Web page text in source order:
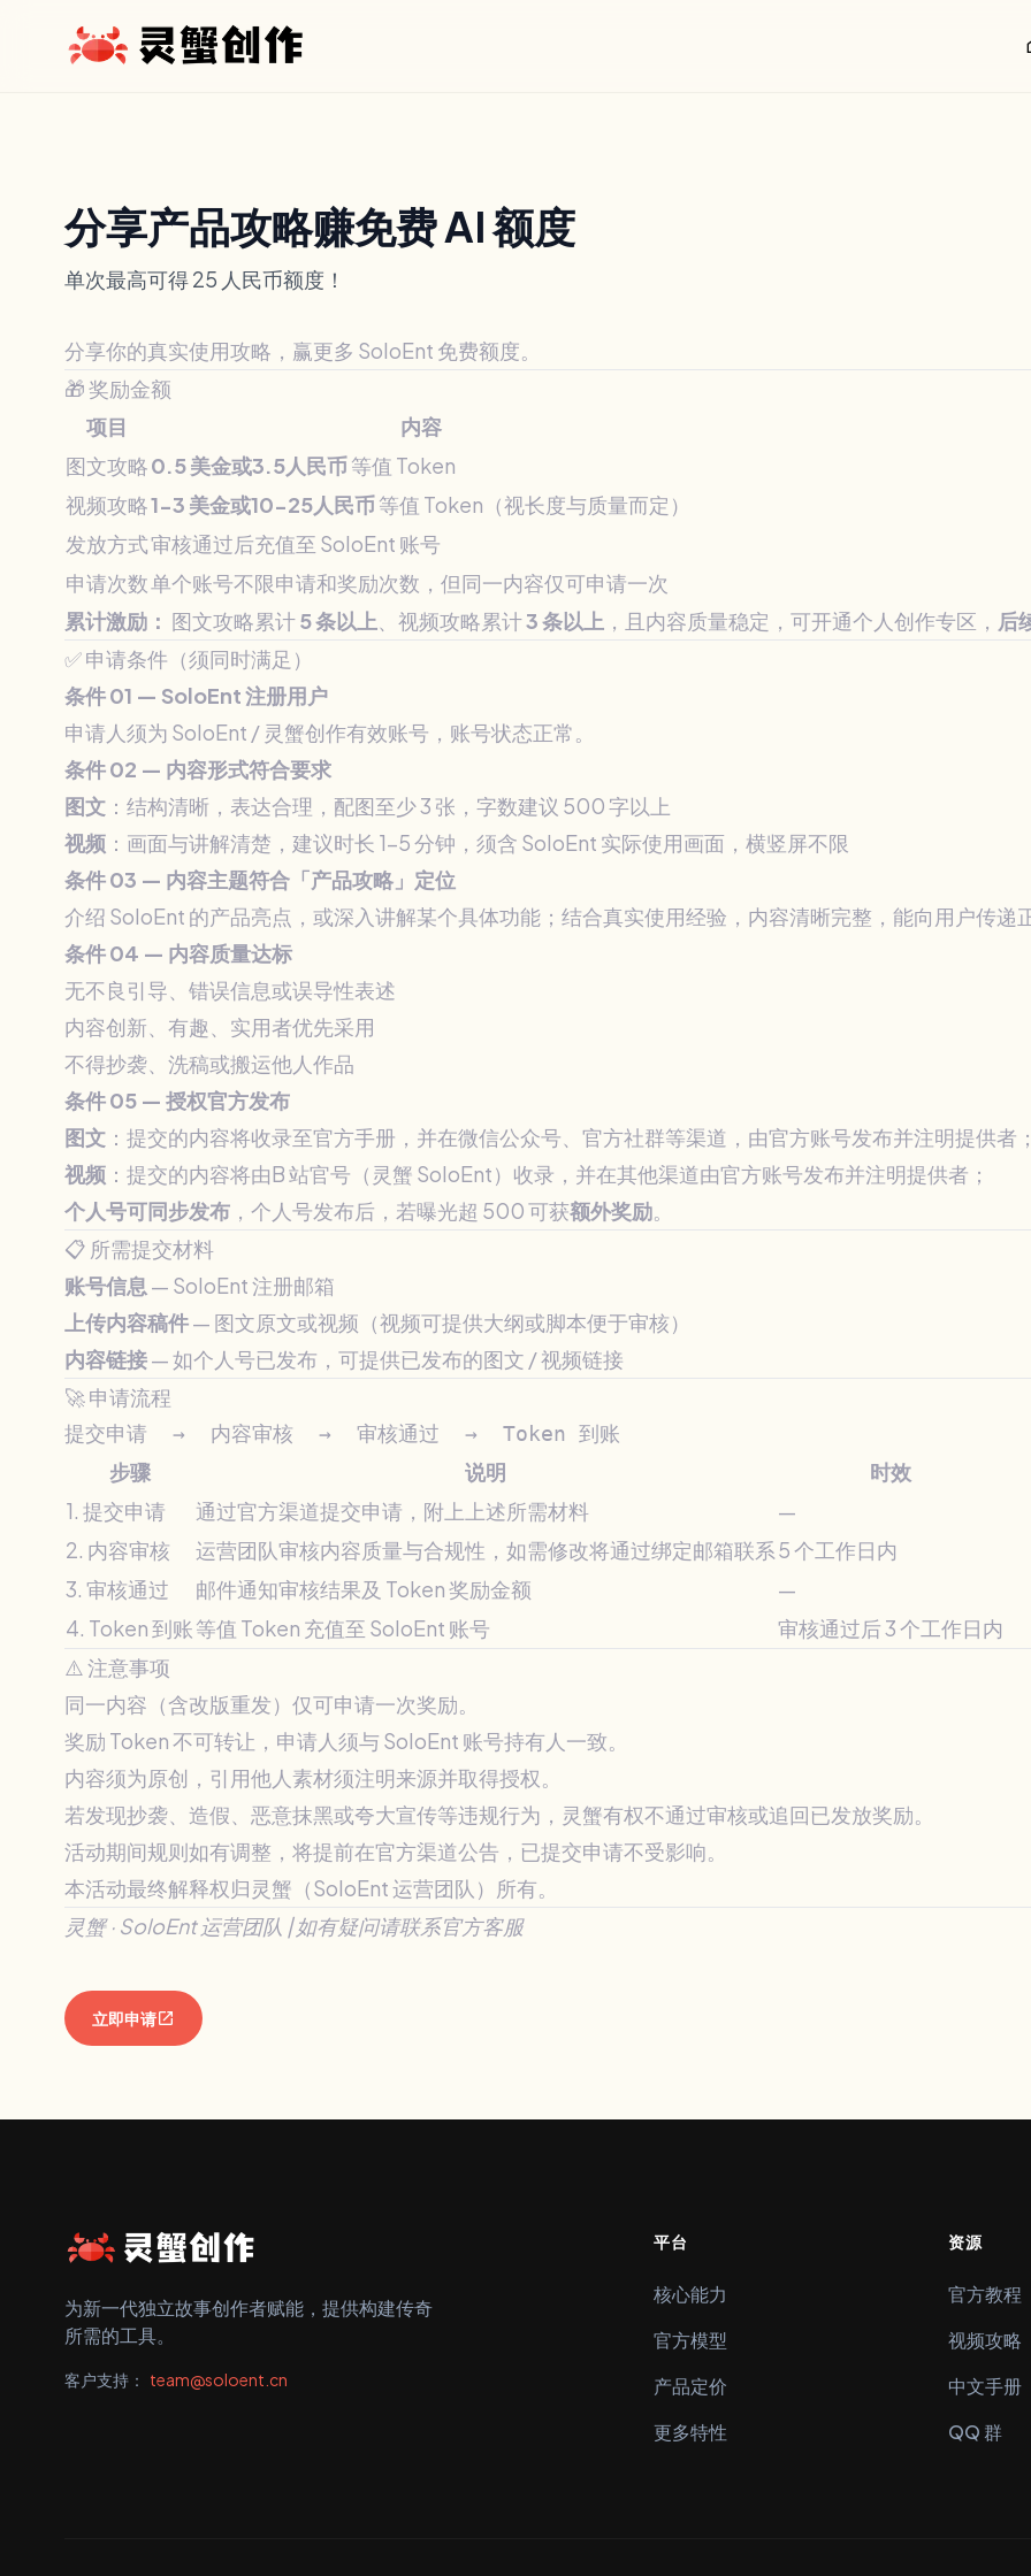
分享产品攻略赚免费 AI 额度
单次最高可得 25 人民币额度！
分享你的真实使用攻略，赢更多 SoloEnt 免费额度。
🎁 奖励金额
项目
内容
图文攻略0.5 美金或3.5人民币等值 Token
视频攻略1-3 美金或10-25人民币等值 Token（视长度与质量而定）
发放方式审核通过后充值至 SoloEnt 账号
申请次数单个账号不限申请和奖励次数，但同一内容仅可申请一次
累计激励： 图文攻略累计5 条以上 、视频攻略累计3 条以上 ，且内容质量稳定，可开通个人创作专区， 后
✅ 申请条件（须同时满足）
条件 01 — SoloEnt 注册用户
申请人须为 SoloEnt / 灵蟹创作有效账号，账号状态正常。
条件 02 — 内容形式符合要求
图文 ：结构清晰，表达合理，配图至少 3 张，字数建议 500 字以上
视频 ：画面与讲解清楚，建议时长 1–5 分钟，须含 SoloEnt 实际使用画面，横竖屏不限
条件 03 — 内容主题符合「产品攻略」定位
介绍 SoloEnt 的产品亮点，或深入讲解某个具体功能；结合真实使用经验，内容清晰完整，能向用户传递
条件 04 — 内容质量达标
无不良引导、错误信息或误导性表述
内容创新、有趣、实用者优先采用
不得抄袭、洗稿或搬运他人作品
条件 05 — 授权官方发布
图文 ：提交的内容将收录至官方手册，并在微信公众号、官方社群等渠道，由官方账号发布并注明提供者
视频 ：提交的内容将由B 站官号（灵蟹 SoloEnt）收录，并在其他渠道由官方账号发布并注明提供者；
个人号可同步发布 ，个人号发布后，若曝光超 500 可获额外奖励。
📋 所需提交材料
账号信息 — SoloEnt 注册邮箱
上传内容稿件— 图文原文或视频（视频可提供大纲或脚本便于审核）
内容链接— 如个人号已发布，可提供已发布的图文 / 视频链接
🚀 申请流程
步骤 说明
时效
1. 提交申请
通过官方渠道提交申请，附上上述所需材料
—
2. 内容审核
运营团队审核内容质量与合规性，如需修改将通过绑定邮箱联系5 个工作日内
3. 审核通过
邮件通知审核结果及 Token 奖励金额
—
4. Token 到账等值 Token 充值至 SoloEnt 账号
审核通过后 3 个工作日内
⚠️ 注意事项
同一内容（含改版重发）仅可申请一次奖励。
奖励 Token 不可转让，申请人须与 SoloEnt 账号持有人一致。
内容须为原创，引用他人素材须注明来源并取得授权。
若发现抄袭、造假、恶意抹黑或夸大宣传等违规行为，灵蟹有权不通过审核或追回已发放奖励。
活动期间规则如有调整，将提前在官方渠道公告，已提交申请不受影响。
本活动最终解释权归灵蟹（SoloEnt 运营团队）所有。
灵蟹 · SoloEnt 运营团队 | 如有疑问请联系官方客服
立即申请open_in_new
为新一代独立故事创作者赋能，提供构建传奇
所需的工具。
客户支持： team@soloent.cn
平台
核心能力
官方模型
产品定价
更多特性
资源
官方教程
视频攻略
中文手册
QQ 群